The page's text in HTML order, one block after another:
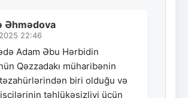
Əhmədova
22:46
Adam Əbu Hərbidin
Qəzzadakı müharibənin
biri olduğu və
təhlükəsizliyi üçün